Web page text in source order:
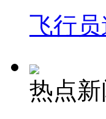
飞行
热点新